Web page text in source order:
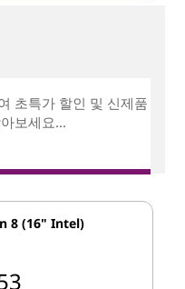
초특가 할인 및 신제품
보세요...
8 (16" Intel)